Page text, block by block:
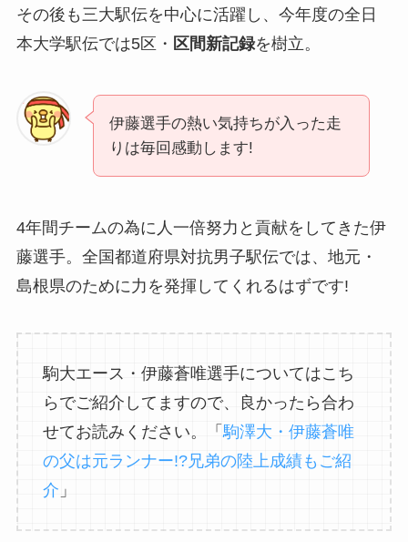
その後も三大駅伝を中心に活躍し、今年度の全日
本大学駅伝では5区・ 区間新記録を樹立。
伊藤選手の熱い気持ちが入った走
りは毎回感動します!
4年間チームの為に人一倍努力と貢献をしてきた伊
藤選手。全国都道府県対抗男子駅伝では、地元・
島根県のために力を発揮してくれるはずです!
駒大エース・伊藤蒼唯選手についてはこち
らでご紹介してますので、良かったら合わ
せてお読みください。「駒澤大・伊藤蒼唯
の父は元ランナー!?兄弟の陸上成績もご紹
介 」